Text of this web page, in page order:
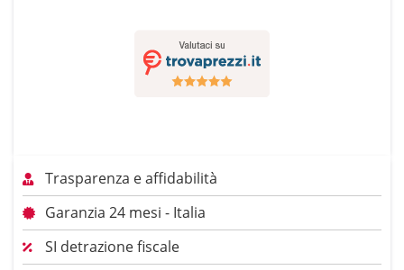
Trasparenza e affidabilità
Garanzia 24 mesi - Italia
SI detrazione fiscale